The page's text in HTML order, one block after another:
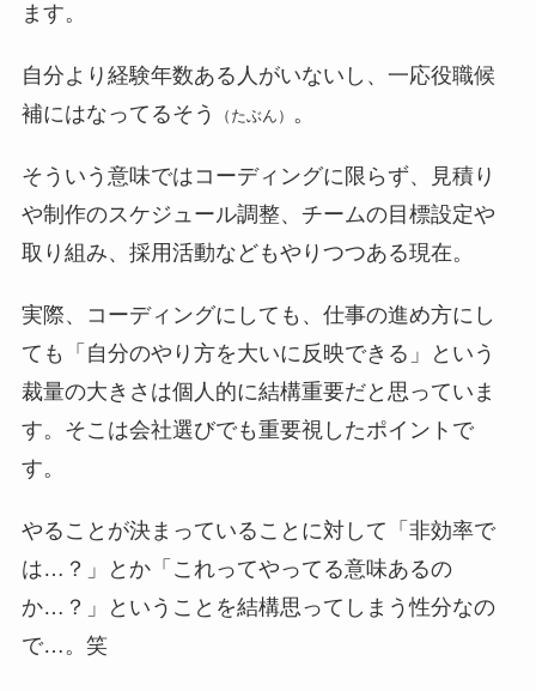
ます。
自分より経験年数ある人がいないし、一応役職候
補にはなってるそう
（たぶん） 。
そういう意味ではコーディングに限らず、見積り
や制作のスケジュール調整、チームの目標設定や
取り組み、採用活動などもやりつつある現在。
実際、コーディングにしても、仕事の進め方にし
ても「自分のやり方を大いに反映できる」という
裁量の大きさは個人的に結構重要だと思っていま
す。そこは会社選びでも重要視したポイントで
す。
やることが決まっていることに対して「非効率で
は…？」とか「これってやってる意味あるの
か…？」ということを結構思ってしまう性分なの
で…。笑